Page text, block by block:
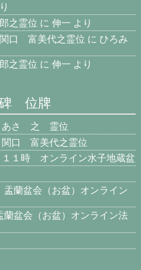
之霊位 に伸一 より
口 富美代之霊位 に ひろみ
之霊位 に伸一 より
碑 位牌
さ 之 霊位
口 富美代之霊位
１１時 オンライン水子地蔵盆
蘭盆会（お盆）オンライン
盆会（お盆）オンライン法